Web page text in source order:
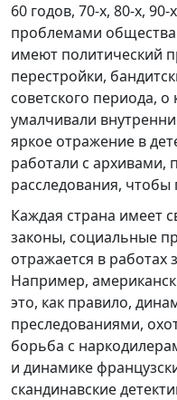
60 годов, 70-х, 80-х,
проблемами
имеют политический
перестройки,
советского периода,
умалчивали
яркое отражение в
работали с
расследования, чтобы
Каждая страна имеет
законы, социальные
отражается в работах
Например,
это, как правило,
преследованиями,
борьба с
и динамике
скандинавские